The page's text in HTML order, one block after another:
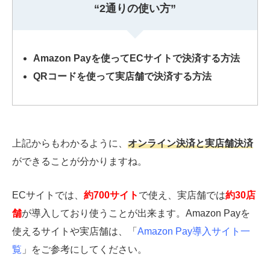
“2通りの使い方”
Amazon Payを使ってECサイトで決済する方法
QRコードを使って実店舗で決済する方法
上記からもわかるように、 オンライン決済と実店舗決済
ができることが分かりますね。
ECサイトでは、 約700サイト で使え、実店舗では約30店
舗が導入しており使うことが出来ます。Amazon Payを
使えるサイトや実店舗は、「 Amazon Pay導入サイト一
覧 」をご参考にしてください。